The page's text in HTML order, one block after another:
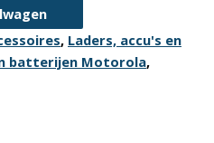
, Laders, accu's en
batterijen Motorola,